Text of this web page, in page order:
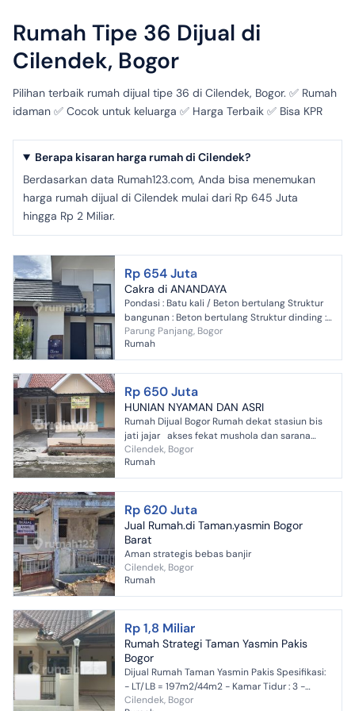
Rumah Tipe 36 Dijual di
Cilendek, Bogor
Pilihan terbaik rumah dijual tipe 36 di Cilendek, Bogor. ✅ Rumah
idaman ✅ Cocok untuk keluarga ✅ Harga Terbaik ✅ Bisa KPR
Berapa kisaran harga rumah di Cilendek?
Berdasarkan data Rumah123.com, Anda bisa menemukan
harga rumah dijual di Cilendek mulai dari Rp 645 Juta
hingga Rp 2 Miliar.
Rp 654 Juta
Cakra di ANANDAYA
Pondasi : Batu kali / Beton bertulang Struktur
bangunan : Beton bertulang Struktur dinding :
Bata ringan, plester aci dan cat Atap : Rangka
baja r...
Parung Panjang, Bogor
Rumah
Rp 650 Juta
HUNIAN NYAMAN DAN ASRI
Rumah Dijual Bogor Rumah dekat stasiun bis
jati jajar akses fekat mushola dan sarana
taman ntuk ilahraga. dan sarana
pendidikan...serta min...
Cilendek, Bogor
Rumah
Rp 620 Juta
Jual Rumah.di Taman.yasmin Bogor
Barat
Aman strategis bebas banjir
Cilendek, Bogor
Rumah
Rp 1,8 Miliar
Rumah Strategi Taman Yasmin Pakis
Bogor
Dijual Rumah Taman Yasmin Pakis Spesifikasi:
- LT/LB = 197m2/44m2 - Kamar Tidur : 3 -
Kamar Mandi: 2 - DOK = SHM - PLN = 2200 -
Cilendek, Bogor